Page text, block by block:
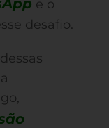
e o
desafio.